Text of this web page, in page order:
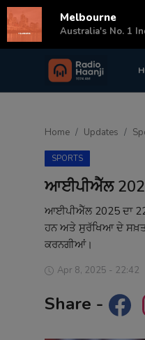
Login
Punjabi Podcast
Kitaab Kahani
Sponsors
Matrimonial
Home Updates
SPORTS
ਆਈਪੀਐੱਲ
ਆਈਪੀਐੱਲ 2025 ਦਾ
ਹਨ ਅਤੇ ਸੁਰੱਖਿਆ ਦੇ ਸਖ਼ਤ
ਕਰਨਗੀਆਂ।
Apr 8, 2025 - 22:42
Share -
Melbourne
Australia's No. 1